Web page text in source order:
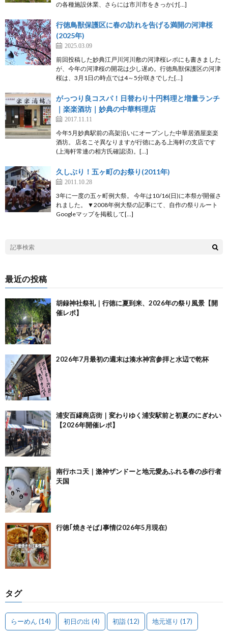
の各種施設休業、さらには市川市をきっかけ[…]
行徳鳥獣保護区に春の訪れを告げる満開の河津桜
(2025年)
2025.03.09
前回投稿した妙典江戸川河川敷の河津桜レポにも書きました
が、今年の河津桜の開花は少し遅め。行徳鳥獣保護区の河津
桜は、3月1日の時点では4～5分咲きでした[…]
がっつり良コスパ！日替わり十円料理と増量ランチ
｜楽楽酒坊｜妙典の中華料理店
2017.11.11
今年5月妙典駅前の高架沿いにオープンした中華居酒屋楽楽
酒坊。 店名こそ異なりますが行徳にある上海軒の支店です
(上海軒常連の相方氏確認済)。[…]
久しぶり！五ヶ町のお祭り(2011年)
2011.10.28
3年に一度の五ヶ町例大祭。 今年は10/16(日)に本祭が開催さ
れました。 ▼2008年例大祭の記事にて、自作の祭りルート
Googleマップを掲載して[…]
最近の投稿
胡録神社祭礼｜行徳に夏到来、2026年の祭り風景【開
催レポ】
2026年7月最初の週末は湊水神宮参拝と水辺で乾杯
浦安百縁商店街｜変わりゆく浦安駅前と初夏のにぎわい
【2026年開催レポ】
南行ホコ天｜激神ザンドーと地元愛あふれる春の歩行者
天国
行徳｢焼きそば｣事情(2026年5月現在)
タグ
らーめん (14) 初日の出 (4) 初詣(12) 地元巡り (17)